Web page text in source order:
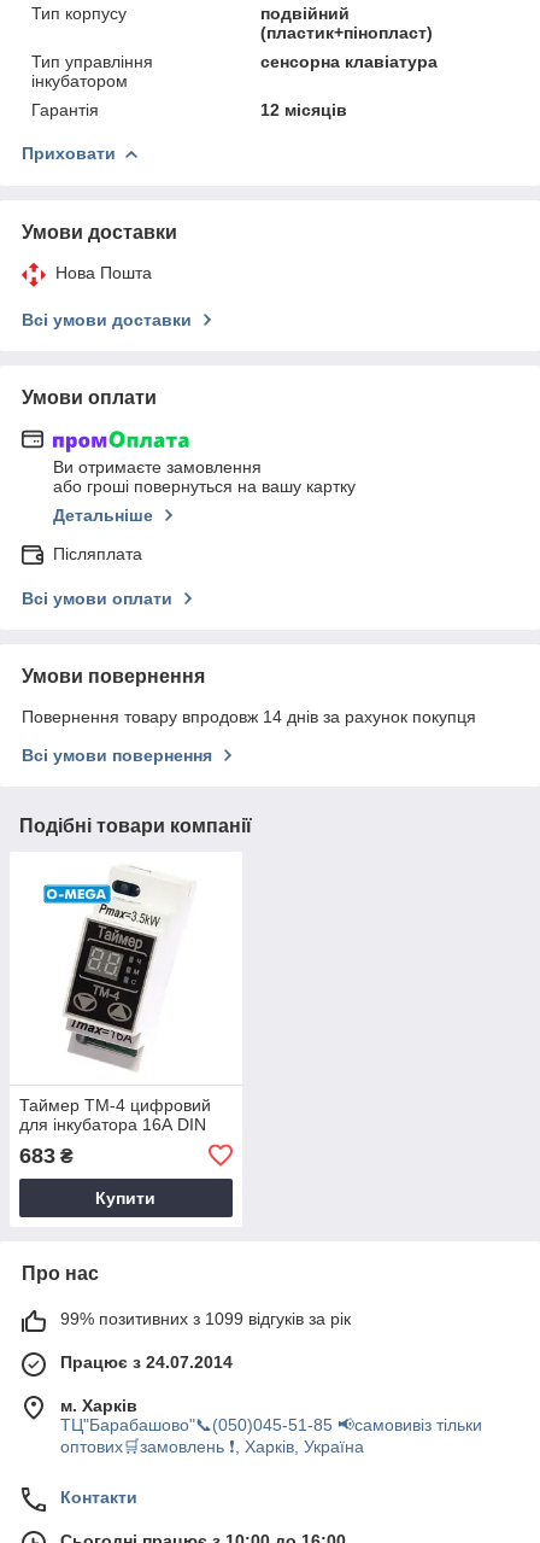
Тип корпусу
подвійний
(пластик+пінопласт)
Тип управління
інкубатором
сенсорна клавіатура
Гарантія 12 місяців
Приховати
Умови доставки
Нова Пошта
Всі умови доставки
Умови оплати
Ви отримаєте замовлення
або гроші повернуться на вашу картку
Детальніше
Післяплата
Всі умови оплати
Умови повернення
Повернення товару впродовж 14 днів за рахунок покупця
Всі умови повернення
Подібні товари компанії
Таймер ТМ-4 цифровий
для інкубатора 16А DIN
683 ₴
Купити
Про нас
99% позитивних з 1099 відгуків за рік
Працює з 24.07.2014
м. Харків
ТЦ"Барабашово"📞(050)045-51-85 📢самовивіз тільки
оптових🛒замовлень ❗, Харків, Україна
Контакти